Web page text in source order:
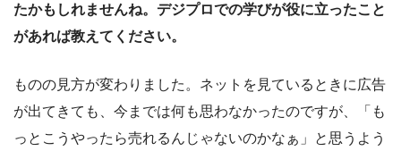
たかもしれませんね。デジプロでの学びが役に立ったこと
があれば教えてください。
ものの見方が変わりました。ネットを見ているときに広告
が出てきても、今までは何も思わなかったのですが、「も
っとこうやったら売れるんじゃないのかなぁ」と思うよう